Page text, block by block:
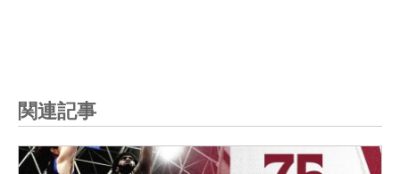
関連記事